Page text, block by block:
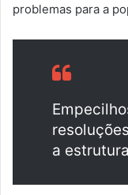
problemas para a
a